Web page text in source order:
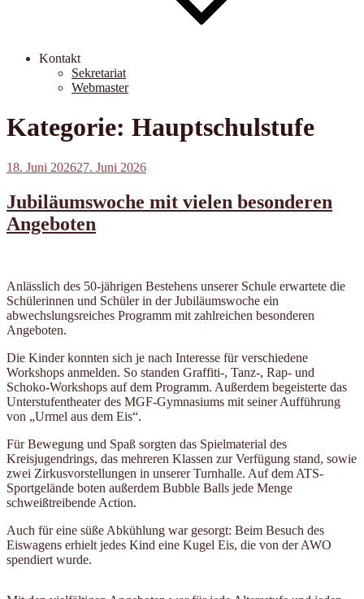
Kontakt
Sekretariat
Webmaster
Kategorie: Hauptschulstufe
Veröffentlicht
18. Juni 202627. Juni 2026
Jubiläumswoche mit vielen besonderen
Angeboten
Anlässlich des 50-jährigen Bestehens unserer Schule erwartete die
Schülerinnen und Schüler in der Jubiläumswoche ein
abwechslungsreiches Programm mit zahlreichen besonderen
Angeboten.
Die Kinder konnten sich je nach Interesse für verschiedene
Workshops anmelden. So standen Graffiti-, Tanz-, Rap- und
Schoko-Workshops auf dem Programm. Außerdem begeisterte das
Unterstufentheater des MGF-Gymnasiums mit seiner Aufführung
von „Urmel aus dem Eis“.
Für Bewegung und Spaß sorgten das Spielmaterial des
Kreisjugendrings, das mehreren Klassen zur Verfügung stand, sowie
zwei Zirkusvorstellungen in unserer Turnhalle. Auf dem ATS-
Sportgelände boten außerdem Bubble Balls jede Menge
schweißtreibende Action.
Auch für eine süße Abkühlung war gesorgt: Beim Besuch des
Eiswagens erhielt jedes Kind eine Kugel Eis, die von der AWO
spendiert wurde.